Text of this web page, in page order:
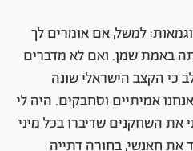
למשל, אם אומרים לך
באמת שמן. ואם לא מדברים
כי הקצב הישראלי שונה
אמיתיים וסחבקים. היה לי
השחקנים שדיברו בכל מיני
את חאנשי, בחורה דתייה